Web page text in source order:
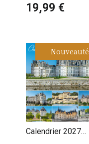
de Ré par Philippe
19,99 €
Nouveauté
Calendrier 2027